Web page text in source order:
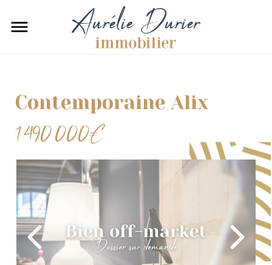
Contemporaine Alix
1 490 000€